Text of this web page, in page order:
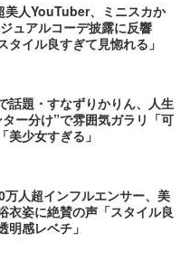
美人YouTuber、ミニスカか
ュアルコーデ披露に反響
タイル良すぎて見惚れる」
話題・すなずりかりん、人生
ー分け”で雰囲気ガラリ「可
美少女すぎる」
万人超インフルエンサー、美
衣姿に絶賛の声「スタイル良
明感レベチ」